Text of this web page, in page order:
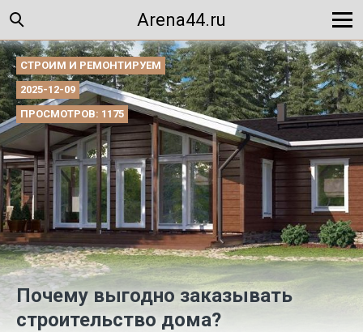
Arena44.ru
СТРОИМ И РЕМОНТИРУЕМ
2025-12-09
ПРОСМОТРОВ: 1175
Почему выгодно заказывать
строительство дома?